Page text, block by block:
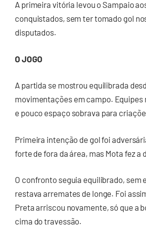
A primeira vitória levou o Sampaio
conquistados, sem ter tomado gol
disputados.
O JOGO
A partida se mostrou equilibrada
movimentações em campo.
e pouco espaço sobrava para
Primeira intenção de gol foi
forte de fora da área, mas Mota fez a
O confronto seguia equilibrado, sem
restava arremates de longe. Foi
Preta arriscou novamente, só que a
cima do travessão.